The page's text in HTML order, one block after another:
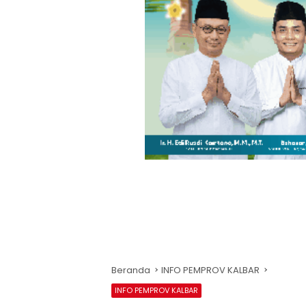
Beranda INFO PEMPROV KALBAR
INFO PEMPROV KALBAR